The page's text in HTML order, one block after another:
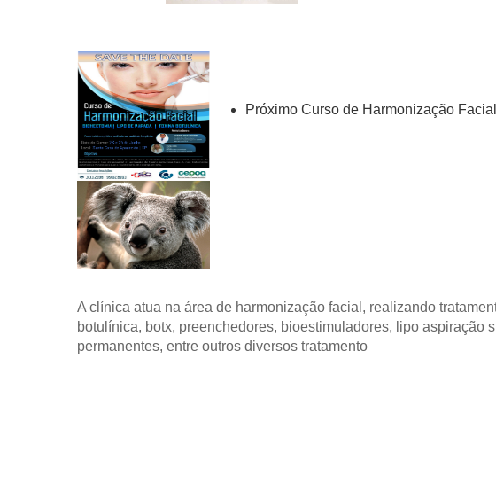
Próximo Curso de Harmonização Facial
A clínica atua na área de harmonização facial, realizando
botulínica, botx, preenchedores, bioestimuladores, lipo aspiração
permanentes, entre outros diversos tratamento